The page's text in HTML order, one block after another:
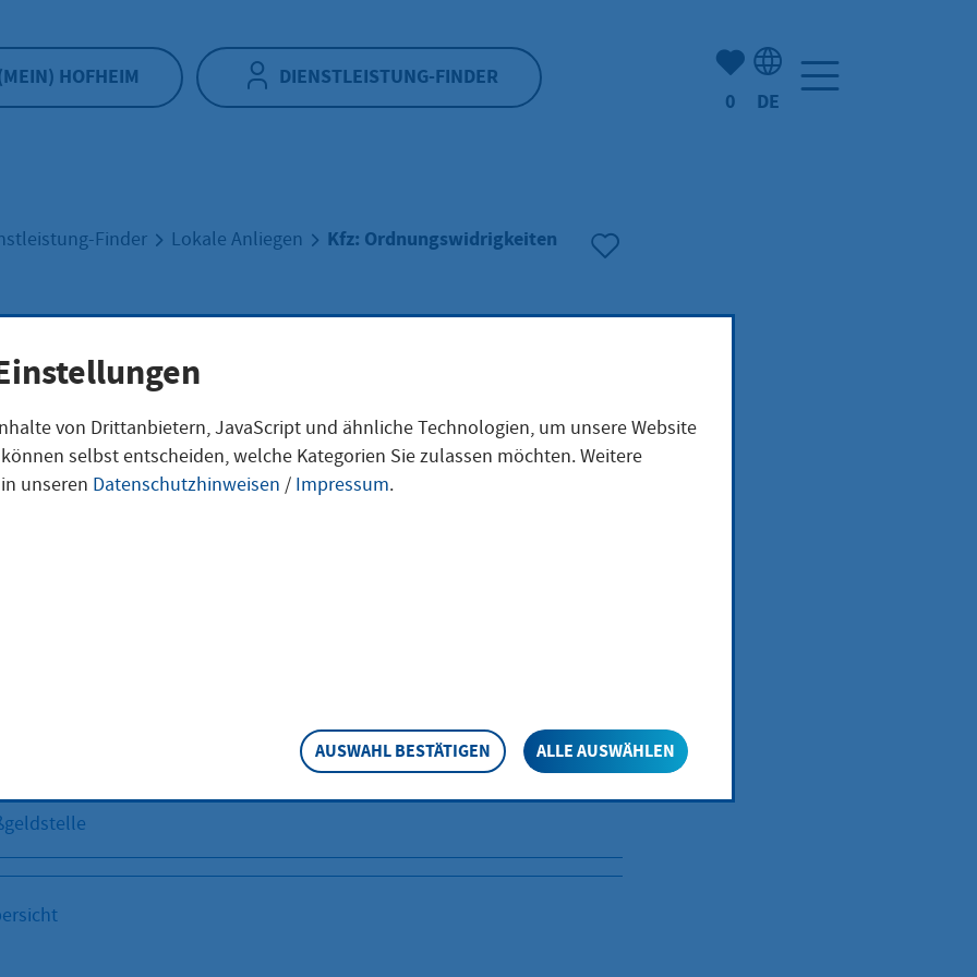
HOFHEIM DIENSTLEISTUNG-FINDER
Anzahl der gemerkten
0 DE
Finder Lokale Anliegen Kfz: Ordnungswidrigkeiten
überwachen die Städte und Gemeinden auf ihrem jeweiligen Gebiet
als auch den fließenden Verkehr. Eingeleitete
durch Bußgeldbescheid geahndet. Die Zuständigkeit kommunaler
erhalten Sie über die Zentrale Bußgeldstelle im
von Drittanbietern, JavaScript und ähnliche Technologien, um unsere Website
selbst entscheiden, welche Kategorien Sie zulassen möchten. Weitere
unseren Datenschutzhinweisen / Impressum.
AUSWAHL BESTÄTIGEN ALLE AUSWÄHLEN